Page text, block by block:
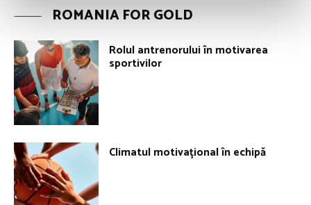
ROMANIA FOR GOLD
Rolul antrenorului în motivarea
sportivilor
Climatul motivațional în echipă